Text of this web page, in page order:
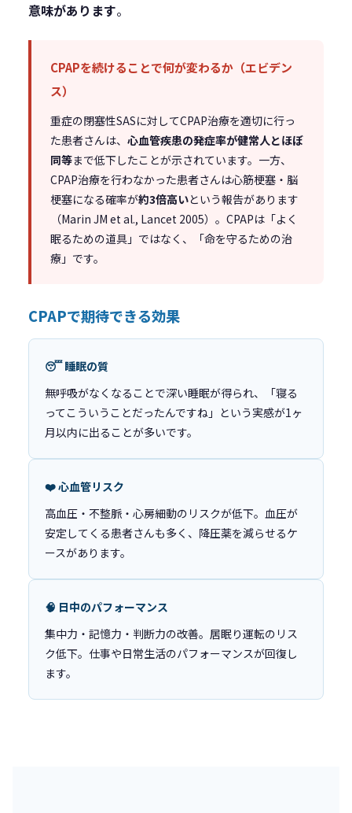
意味があります。
CPAPを続けることで何が変わるか（エビデン
ス）
重症の閉塞性SASに対してCPAP治療を適切に行っ
た患者さんは、 心血管疾患の発症率が健常人とほぼ
同等まで低下したことが示されています。一方、
CPAP治療を行わなかった患者さんは心筋梗塞・脳
梗塞になる確率が約3倍高いという報告があります
（Marin JM et al., Lancet 2005）。CPAPは「よく
眠るための道具」ではなく、「命を守るための治
療」です。
CPAPで期待できる効果
😴 睡眠の質
無呼吸がなくなることで深い睡眠が得られ、「寝る
ってこういうことだったんですね」という実感が1ヶ
月以内に出ることが多いです。
❤️ 心血管リスク
高血圧・不整脈・心房細動のリスクが低下。血圧が
安定してくる患者さんも多く、降圧薬を減らせるケ
ースがあります。
🧠 日中のパフォーマンス
集中力・記憶力・判断力の改善。居眠り運転のリス
ク低下。仕事や日常生活のパフォーマンスが回復し
ます。